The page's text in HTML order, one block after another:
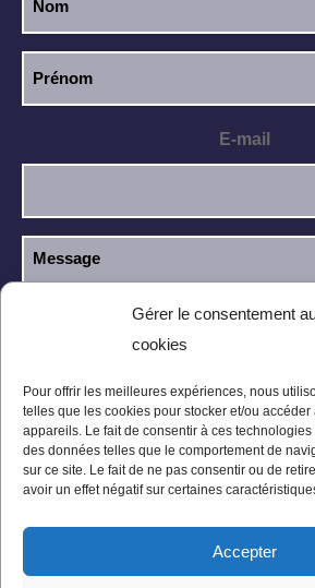
Gérer le consentement
cookies
Pour offrir les meilleures expériences, nous
telles que les cookies pour stocker et/ou
appareils. Le fait de consentir à ces
des données telles que le comportement de
sur ce site. Le fait de ne pas consentir ou de
avoir un effet négatif sur certaines
Accepter
E-mail
J’ai lu et j’accepte la
confidentialité.